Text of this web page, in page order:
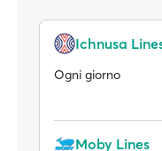
Ichnusa
Ogni giorno
Moby Lines